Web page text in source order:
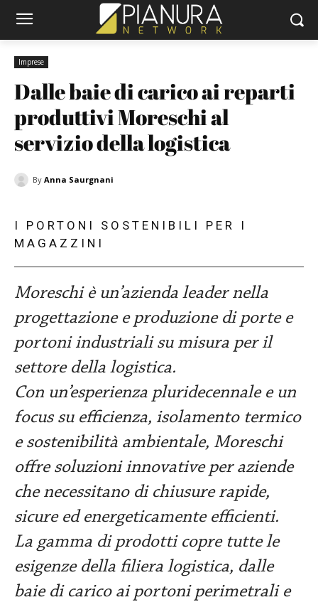
Imprese
Dalle baie di carico ai reparti
produttivi Moreschi al
servizio della logistica
By Anna Saurgnani
I PORTONI SOSTENIBILI PER I
MAGAZZINI
Moreschi è un’azienda leader nella
progettazione e produzione di porte e
portoni industriali su misura per il
settore della logistica.
Con un’esperienza pluridecennale e un
focus su efficienza, isolamento termico
e sostenibilità ambientale, Moreschi
offre soluzioni innovative per aziende
che necessitano di chiusure rapide,
sicure ed energeticamente efficienti.
La gamma di prodotti copre tutte le
esigenze della filiera logistica, dalle
baie di carico ai portoni perimetrali e